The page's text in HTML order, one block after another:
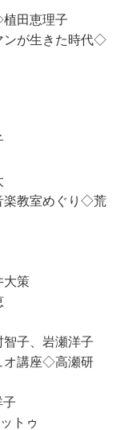
植田恵理子
ンが生きた時代◇
子
教室めぐり◇荒
大策
子、岩瀬洋子
オ講座◇高瀬研
子
ットゥ